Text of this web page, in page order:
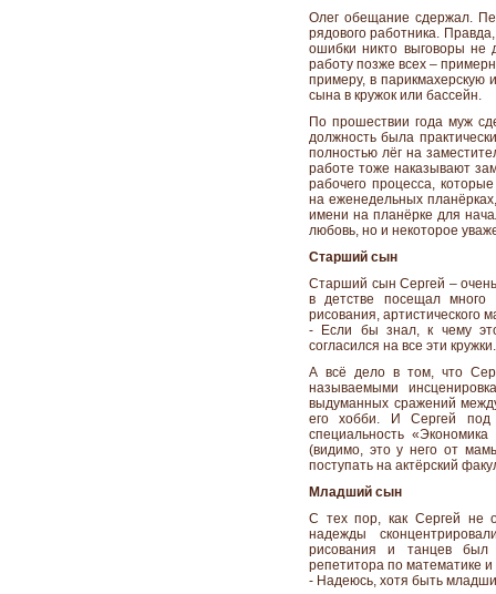
Олег обещание сдержал.
рядового работника.
ошибки никто выговоры
работу позже всех –
примеру, в парикмахерскую
сына в кружок или бассейн.
По прошествии года муж
должность была
полностью лёг на
работе тоже наказывают
рабочего процесса,
на еженедельных
имени на планёрке для
любовь, но и некоторое
Старший сын
Старший сын Сергей –
в детстве посещал много
рисования, артистического
- Если бы знал, к чему
согласился на все эти кружки.
А всё дело в том, что
называемыми
выдуманных сражений
его хобби. И Сергей
специальность
(видимо, это у него от
поступать на актёрский
Младший сын
С тех пор, как Сергей не
надежды
рисования и танцев был
репетитора по математике и
- Надеюсь, хотя быть